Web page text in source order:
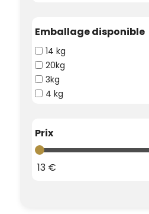
Emballage disponible
14 kg
20kg
3kg
4 kg
Prix
13 €